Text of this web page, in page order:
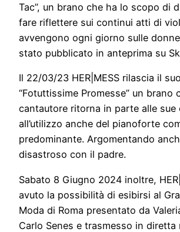
Tac”, un brano che ha lo scopo di
fare riflettere sui continui atti di
avvengono ogni giorno sulle
stato pubblicato in anteprima su
Il 22/03/23 HER|MESS rilascia il
“Fotuttissime Promesse” un brano
cantautore ritorna in parte alle sue
all’utilizzo anche del pianoforte
predominante. Argomentando
disastroso con il padre.
Sabato 8 Giugno 2024 inoltre,
avuto la possibilità di esibirsi al
Moda di Roma presentato da
Carlo Senes e trasmesso in diretta